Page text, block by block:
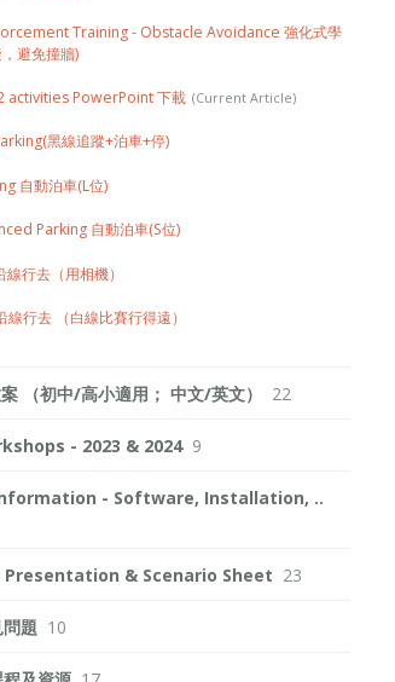
Training - Obstacle Avoidance 強化式學
避免撞牆)
activities PowerPoint 下載
黑線追蹤+泊車+停)
自動泊車(L位)
Parking 自動泊車(S位)
行去（用相機）
行去 （白線比賽行得遠）
（初中/高小適用； 中文/英文） 22
- 2023 & 2024 9
- Software, Installation, ..
& Scenario Sheet 23
題 10